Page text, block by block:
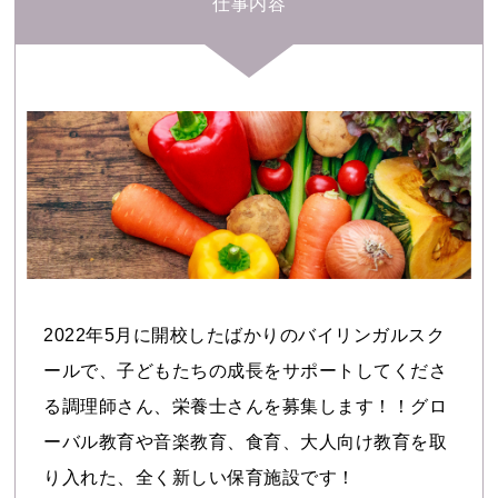
仕事内容
2022年5月に開校したばかりのバイリンガルスク
ールで、子どもたちの成長をサポートしてくださ
る調理師さん、栄養士さんを募集します！！グロ
ーバル教育や音楽教育、食育、大人向け教育を取
り入れた、全く新しい保育施設です！